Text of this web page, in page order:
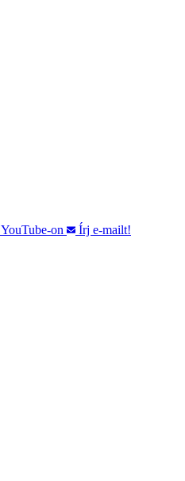
YouTube-on
Írj e-mailt!